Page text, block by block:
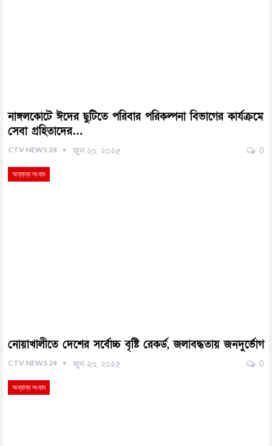
নাঙ্গলকোটে ঈদের ছুটিতে পরিবার পরিকল্পনা বিভাগের কার্যক্রমে
সেবা গ্রহিতাদের…
CTV NEWS 24 জুন ২০, ২০২৫ 0
অন্যান্য সংবাদ
নোয়াখালীতে দেশের সর্বোচ্চ বৃষ্টি রেকর্ড, জলাবদ্ধতায় জনদুর্ভোগ
CTV NEWS 24 জুন ২০, ২০২৫ 0
অন্যান্য সংবাদ